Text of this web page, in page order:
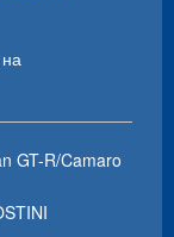
GT-R/Camaro